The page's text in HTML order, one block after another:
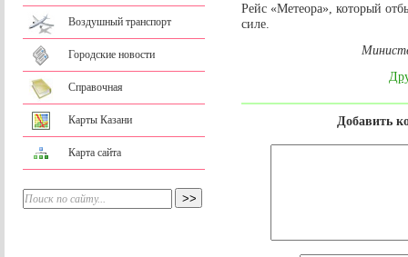
Воздушный транспорт
Городские новости
Справочная
Карты Казани
Карта сайта
Рейс «Метеора», который
силе.
Добавить